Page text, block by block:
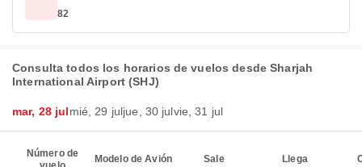
82
Consulta todos los horarios de vuelos desde Sharjah
International Airport (SHJ)
mar, 28 julmié, 29 juljue, 30 julvie, 31 jul
Número de
Modelo de Avión Sale Llega